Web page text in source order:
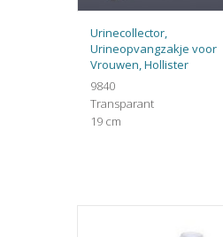
Urinecollector,
Urineopvangzakje voor
Vrouwen, Hollister
9840
Transparant
19 cm